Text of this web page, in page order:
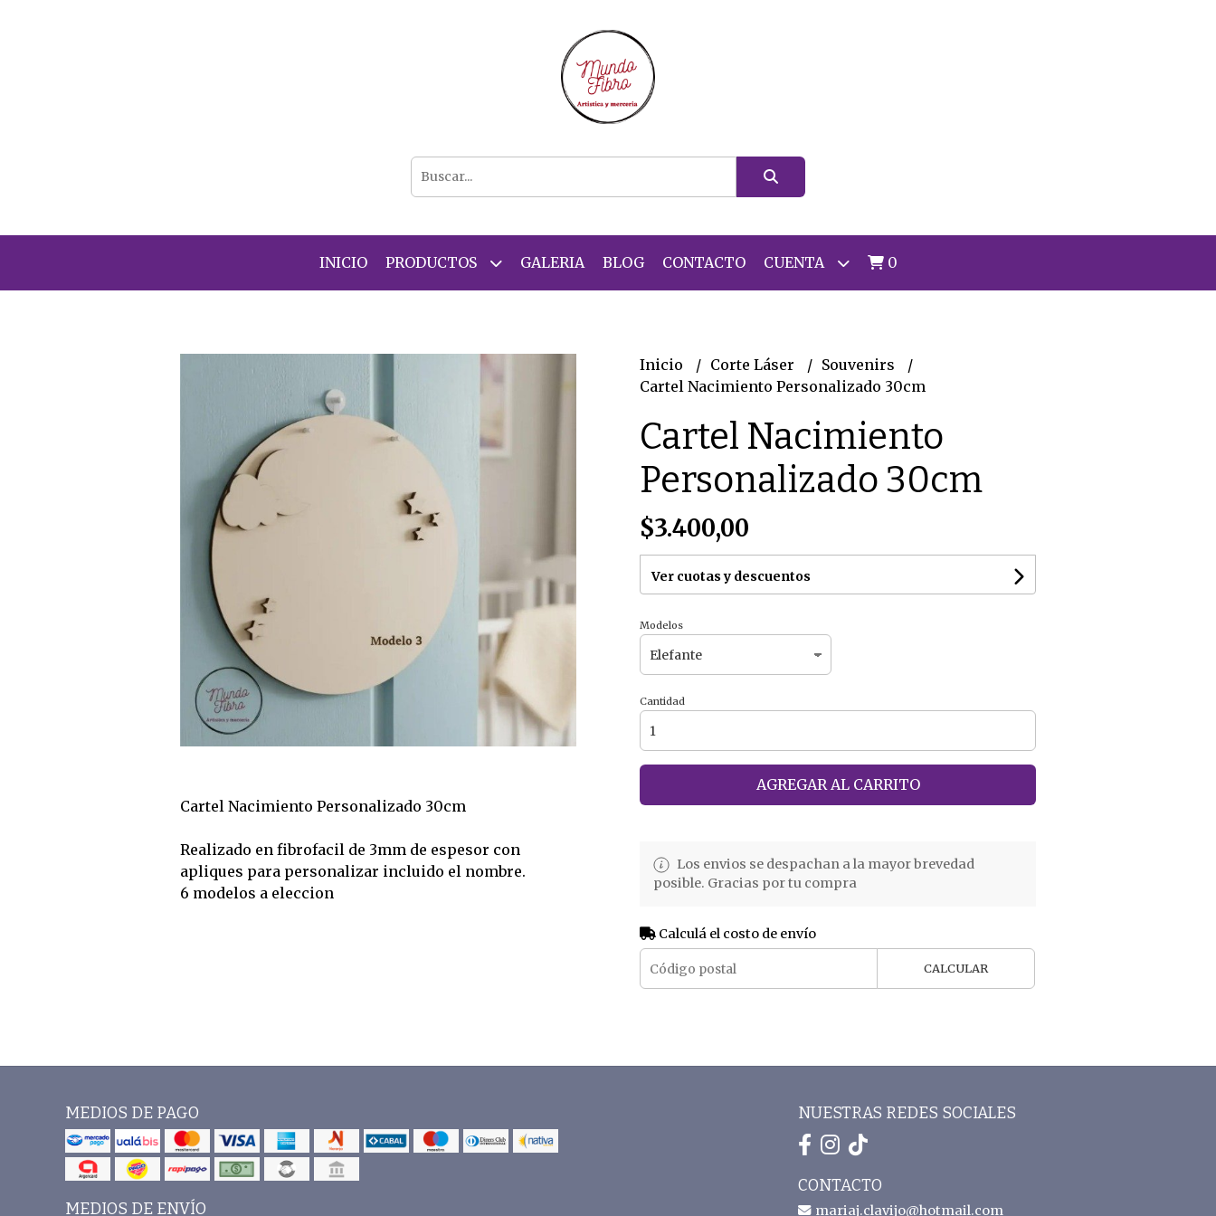
INICIO PRODUCTOS GALERIA BLOG CONTACTO CUENTA 0
Cartel Nacimiento Personalizado 30cm
Realizado en fibrofacil de 3mm de espesor con
apliques para personalizar incluido el nombre.
6 modelos a eleccion
Inicio Corte Láser
Souvenirs
Cartel Nacimiento Personalizado 30cm
Cartel Nacimiento
Personalizado 30cm
$3.400,00
Ver cuotas y descuentos
Modelos
Cantidad
AGREGAR AL CARRITO
Los envios se despachan a la mayor brevedad
posible. Gracias por tu compra
Calculá el costo de envío
CALCULAR
MEDIOS DE PAGO
MEDIOS DE ENVÍO
NUESTRAS REDES SOCIALES
CONTACTO
mariaj.clavijo@hotmail.com